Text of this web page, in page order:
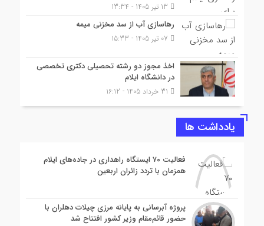
رهاسازی آب از سد مخزنی میمه
اخذ مجوز دو رشته تحصیلی دکتری تخصصی
در دانشگاه ایلام
یادداشت ها
فعالیت ۷۰ ایستگاه راهداری در جاده‌های ایلام
همزمان با تردد زائران اربعین
پروژه آبرسانی به پایانه مرزی چیلات دهلران با
حضور قائم‌مقام وزیر کشور افتتاح شد